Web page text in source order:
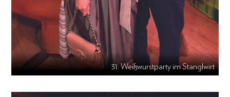
31. Weißwurstparty im Stanglwirt